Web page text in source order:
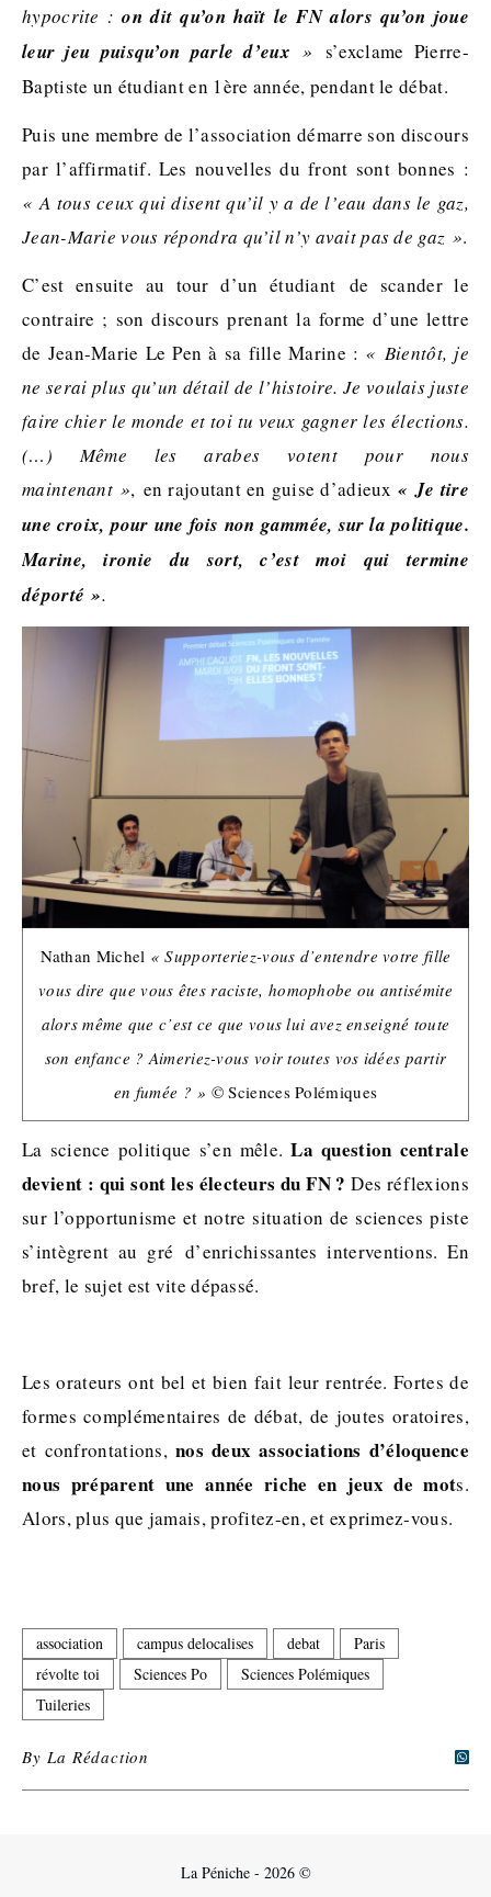
hypocrite :on dit qu’on haït le FN alors qu’on joue
leur jeu puisqu’on parle d’eux » s’exclame Pierre-
Baptiste un étudiant en 1ère année, pendant le débat.
Puis une membre de l’association démarre son discours
par l’affirmatif. Les nouvelles du front sont bonnes :
«A tous ceux qui disent qu’il y a de l’eau dans le gaz,
Jean-Marie vous répondra qu’il n’y avait pas de gaz ».
C’est ensuite au tour d’un étudiant de scander le
contraire ; son discours prenant la forme d’une lettre
de Jean-Marie Le Pen à sa fille Marine : « Bientôt, je
ne serai plus qu’un détail de l’histoire. Je voulais juste
faire chier le monde et toi tu veux gagner les élections.
(…) Même les arabes votent pour nous
maintenant », en rajoutant en guise d’adieux « Je tire
une croix, pour une fois non gammée, sur la politique.
Marine, ironie du sort, c’est moi qui termine
déporté ».
Nathan Michel « Supporteriez-vous d’entendre votre fille
vous dire que vous êtes raciste, homophobe ou antisémite
alors même que c’est ce que vous lui avez enseigné toute
son enfance ? Aimeriez-vous voir toutes vos idées partir
en fumée ? » © Sciences Polémiques
La science politique s’en mêle. La question centrale
devient : qui sont les électeurs du FN ? Des réflexions
sur l’opportunisme et notre situation de sciences piste
s’intègrent au gré d’enrichissantes interventions. En
bref, le sujet est vite dépassé.
Les orateurs ont bel et bien fait leur rentrée. Fortes de
formes complémentaires de débat, de joutes oratoires,
et confrontations,nos deux associations d’éloquence
nous préparent une année riche en jeux de mots.
Alors, plus que jamais, profitez-en, et exprimez-vous.
association campus delocalises debat
Paris
révolte toi
Sciences Po
Sciences Polémiques
Tuileries
By La Rédaction
La Péniche - 2026 ©